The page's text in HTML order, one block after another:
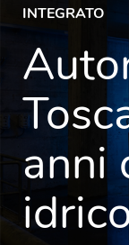
INTEGRATO
anni